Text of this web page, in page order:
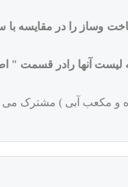
وساز را در مقايسه با
لیست آنها رادر قسمت "
و مکعب آبی ) مشترک می